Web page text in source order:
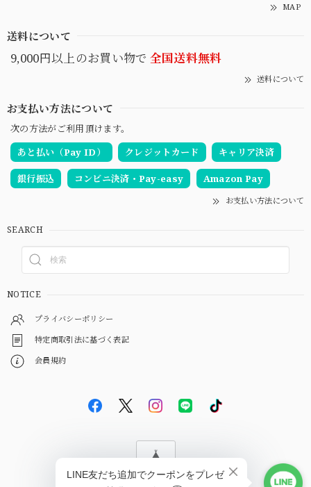
MAP
送料について
9,000円以上のお買い物で 全国送料無料
送料について
お支払い方法について
次の方法がご利用頂けます。
あと払い（Pay ID）
クレジットカード キャリア決済
銀行振込 コンビニ決済・Pay-easy Amazon Pay
お支払い方法について
SEARCH
NOTICE
プライバシーポリシー
特定商取引法に基づく表記
会員規約